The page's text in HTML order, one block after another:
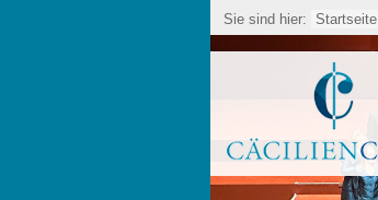
Sie sind hier: Startseite